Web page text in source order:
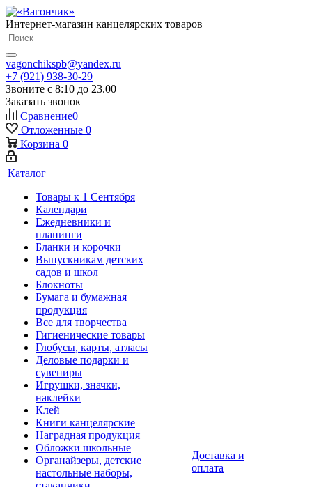
Интернет-магазин канцелярских товаров
vagonchikspb@yandex.ru
+7 (921) 938-30-29
Звоните с 8:10 до 23.00
Заказать звонок
Сравнение0
Отложенные 0
Корзина 0
Каталог
Товары к 1 Сентября
Календари
Ежедневники и
планинги
Бланки и корочки
Выпускникам детских
садов и школ
Блокноты
Бумага и бумажная
продукция
Все для творчества
Гигиенические товары
Глобусы, карты, атласы
Деловые подарки и
сувениры
Игрушки, значки,
наклейки
Клей
Книги канцелярские
Наградная продукция
Обложки школьные
Органайзеры, детские
настольные наборы,
Доставка и
оплата